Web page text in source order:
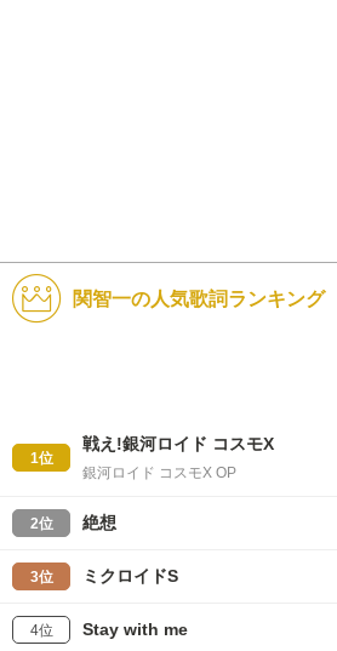
関智一の人気歌詞ランキング
1位
戦え!銀河ロイド コスモX
銀河ロイド コスモX OP
2位 絶想
3位 ミクロイドS
4位 Stay with me